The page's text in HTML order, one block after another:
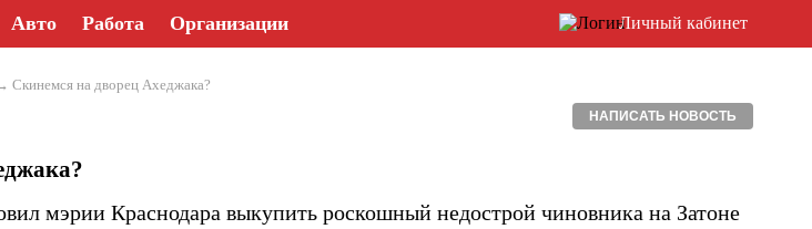
Авто Работа Организации Личный кабинет
Скинемся на дворец Ахеджака?
НАПИСАТЬ НОВОСТЬ
мэрии Краснодара выкупить роскошный недострой чиновника на Затоне